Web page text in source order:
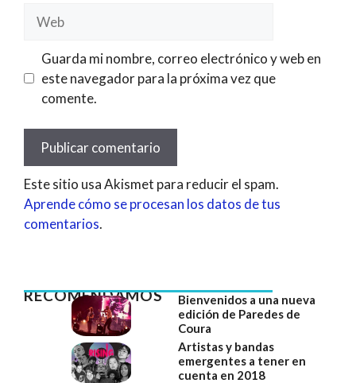
Guarda mi nombre, correo electrónico y web en
este navegador para la próxima vez que
comente.
Este sitio usa Akismet para reducir el spam.
Aprende cómo se procesan los datos de tus
comentarios.
RECOMENDAMOS
Bienvenidos a una nueva
edición de Paredes de
Coura
Artistas y bandas
emergentes a tener en
cuenta en 2018